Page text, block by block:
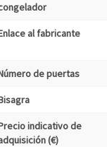
al fabricante
de puertas
indicativo de
(€)